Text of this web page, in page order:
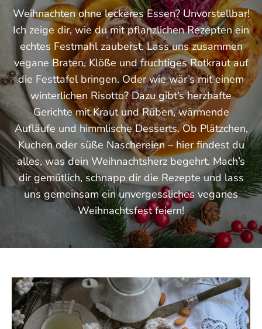
Weihnachten ohne leckeres Essen? Unvorstellbar!
Ich zeige dir, wie du mit pflanzlichen Rezepten ein
echtes Festmahl zauberst. Lass uns zusammen
vegane Braten, Klöße und fruchtiges Rotkraut auf
die Festtafel bringen. Oder wie wär’s mit einem
winterlichen Risotto? Dazu gibt’s herzhafte
Gerichte mit Kraut und Rüben, wärmende
Aufläufe und himmlische Desserts. Ob Plätzchen,
Kuchen oder süße Naschereien – hier findest du
alles, was dein Weihnachtsherz begehrt. Mach’s
dir gemütlich, schnapp dir die Rezepte und lass
uns gemeinsam ein unvergessliches veganes
Weihnachtsfest feiern!